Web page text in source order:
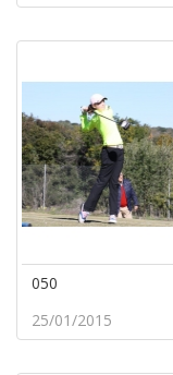
050
25/01/2015